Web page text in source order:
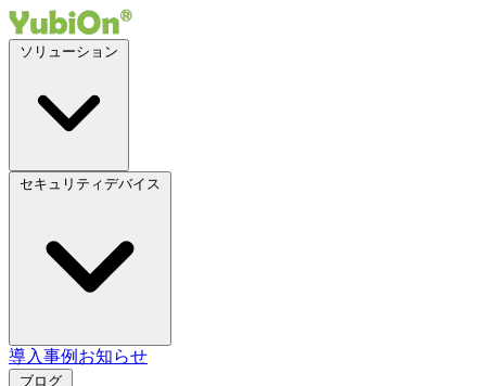
導入事例 お知らせ